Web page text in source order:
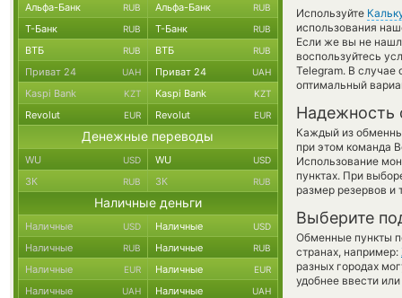
Используйте
использования
Если же вы не
воспользуйтесь
Telegram. В
оптимальный
Надежность
Каждый из
при этом команда
Использование
пунктах. При
размер резервов и
Выберите
Обменные пункты
странах, например:
разных городах
удобнее ввести
Альфа-Банк RUB Альфа-Банк RUB
Т-Банк RUB Т-Банк RUB
ВТБ RUB ВТБ RUB
Приват 24 UAH Приват 24 UAH
Kaspi Bank KZT Kaspi Bank KZT
Revolut EUR Revolut EUR
Денежные переводы
WU USD WU USD
ЗК RUB ЗК RUB
Наличные деньги
Наличные USD Наличные USD
Наличные RUB Наличные RUB
Наличные EUR Наличные EUR
Наличные UAH Наличные UAH